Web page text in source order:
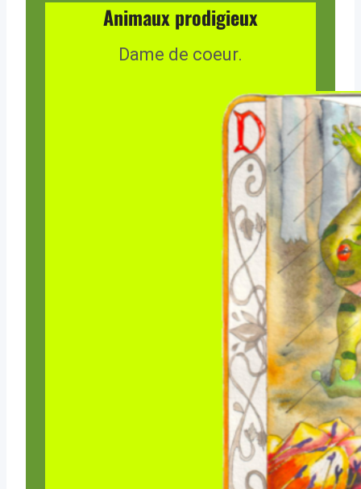
Animaux prodigieux
Dame de coeur.